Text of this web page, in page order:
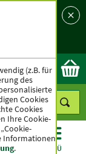
MENÜ
(z.B. für
des
Cookies
Cookies
Ihre Cookie-
Informationen
.